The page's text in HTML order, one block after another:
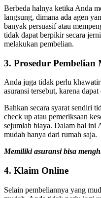
Berbeda halnya ketika Anda
langsung, dimana ada agen
banyak persuasif atau
tidak dapat berpikir secara
melakukan pembelian.
3. Prosedur Pembelian
Anda juga tidak perlu
asuransi tersebut, karena
Bahkan secara syarat sendiri
check up atau pemeriksaan
sejumlah biaya. Dalam hal ini
mudah hanya dari rumah saja.
Memiliki asuransi bisa
4. Klaim Online
Selain pembeliannya yang